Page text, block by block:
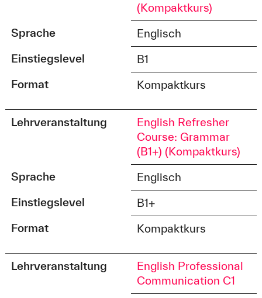
(Kompaktkurs)
Sprache
Englisch
Einstiegslevel
B1
Format
Kompaktkurs
Lehrveranstaltung
English Refresher
Course: Grammar
(B1+) (Kompaktkurs)
Sprache
Englisch
Einstiegslevel
B1+
Format
Kompaktkurs
Lehrveranstaltung
English Professional
Communication C1